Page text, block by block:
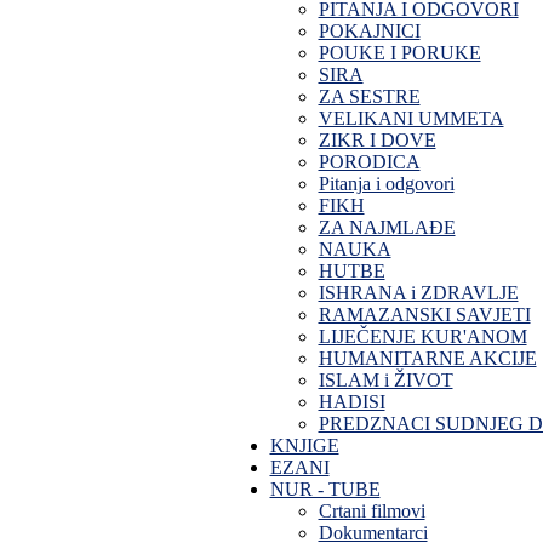
PITANJA I ODGOVORI
POKAJNICI
POUKE I PORUKE
SIRA
ZA SESTRE
VELIKANI UMMETA
ZIKR I DOVE
PORODICA
Pitanja i odgovori
FIKH
ZA NAJMLAĐE
NAUKA
HUTBE
ISHRANA i ZDRAVLJE
RAMAZANSKI SAVJETI
LIJEČENJE KUR'ANOM
HUMANITARNE AKCIJE
ISLAM i ŽIVOT
HADISI
PREDZNACI SUDNJEG
KNJIGE
EZANI
NUR - TUBE
Crtani filmovi
Dokumentarci